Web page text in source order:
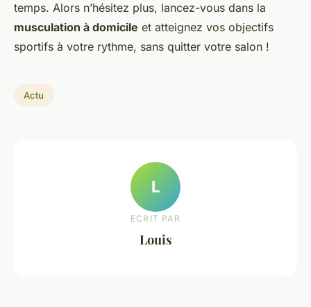
temps. Alors n’hésitez plus, lancez-vous dans la
musculation à domicile et atteignez vos objectifs
sportifs à votre rythme, sans quitter votre salon !
Actu
L
ECRIT PAR
Louis